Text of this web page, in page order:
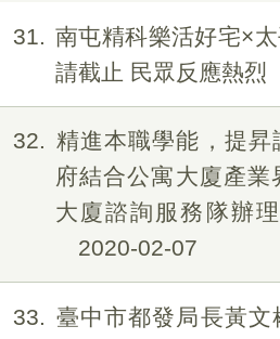
31
南屯精科樂活好宅×
請截止 民眾反應熱烈
32
精進本職學能，提
府結合公寓大廈產
大廈諮詢服務隊辦
2020-02-07
33
臺中市都發局長黃文